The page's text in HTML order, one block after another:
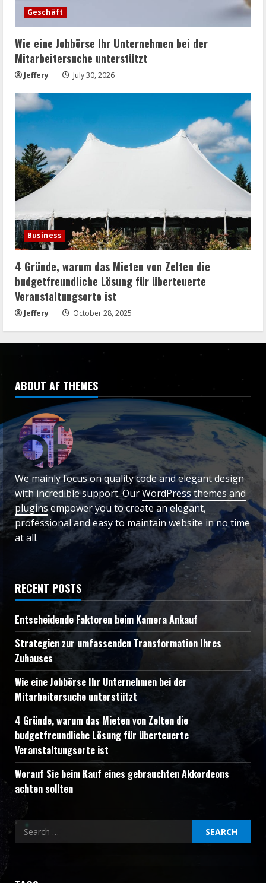
Geschäft
Wie eine Jobbörse Ihr Unternehmen bei der
Mitarbeitersuche unterstützt
Jeffery July 30, 2026
Business
4 Gründe, warum das Mieten von Zelten die
budgetfreundliche Lösung für überteuerte
Veranstaltungsorte ist
Jeffery October 28, 2025
ABOUT AF THEMES
We mainly focus on quality code and elegant design
with incredible support. OurWordPress themes and
pluginsempower you to create an elegant,
professional and easy to maintain website in no time
at all.
RECENT POSTS
Entscheidende Faktoren beim Kamera Ankauf
Strategien zur umfassenden Transformation Ihres
Zuhauses
Wie eine Jobbörse Ihr Unternehmen bei der
Mitarbeitersuche unterstützt
4 Gründe, warum das Mieten von Zelten die
budgetfreundliche Lösung für überteuerte
Veranstaltungsorte ist
Worauf Sie beim Kauf eines gebrauchten Akkordeons
achten sollten
Search
for: